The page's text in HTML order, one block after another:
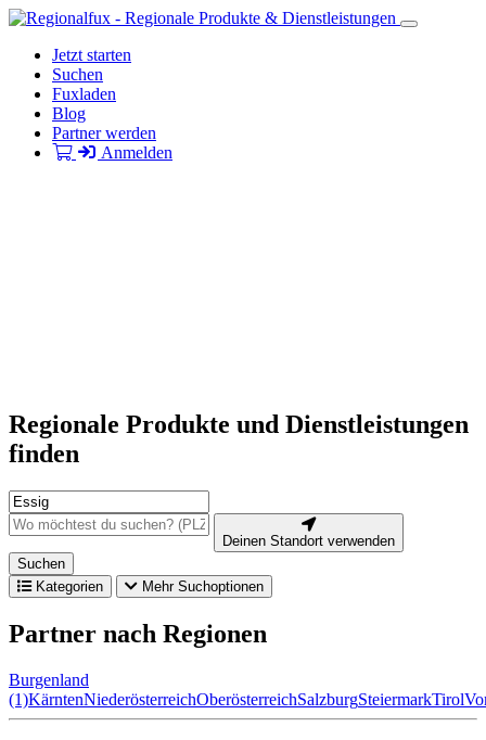
Jetzt starten
Suchen
Fuxladen
Blog
Partner werden
Anmelden
Regionale Produkte und Dienstleistungen
finden
Deinen Standort verwenden
Suchen
Kategorien
Mehr Suchoptionen
Partner nach Regionen
Burgenland
(1)KärntenNiederösterreichOberösterreichSalzburgSteiermarkTirol